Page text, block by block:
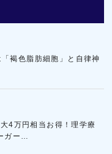
褐色脂肪細胞」と自律神
4万円相当お得！理学療
ガー…